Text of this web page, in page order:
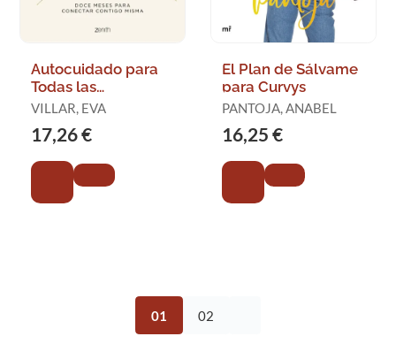
Autocuidado para
Todas las
Estaciones
VILLAR, EVA
17,26 €
El Plan de Sálvame
para Curvys
PANTOJA, ANABEL
16,25 €
01 02